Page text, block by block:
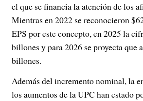
el que se financia la atención de los
Mientras en 2022 se reconocieron
EPS por este concepto, en 2025 la
billones y para 2026 se proyecta que
billones.
Además del incremento nominal, la
los aumentos de la UPC han estado